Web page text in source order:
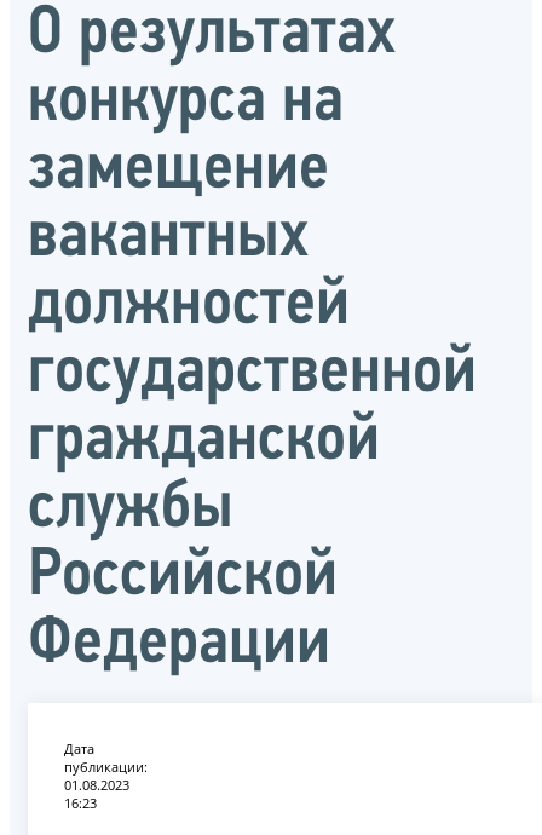
О результатах
конкурса на
замещение
вакантных
должностей
государственной
гражданской
службы
Российской
Федерации
Дата
публикации:
01.08.2023
16:23